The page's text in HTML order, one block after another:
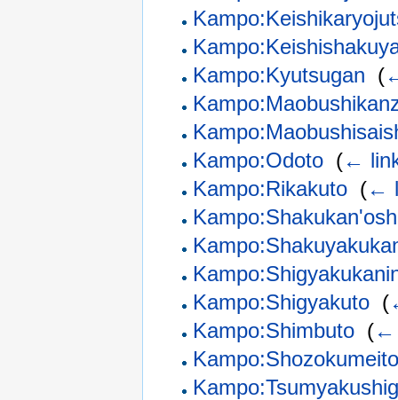
Kampo:Kyutsugan (
Kampo:Odoto‎ (←
Kampo:Rikakuto‎ (←
Kampo:Shigyakuto‎ (
Kampo:Shimbuto‎ (←
Kampo:Shozokumeito